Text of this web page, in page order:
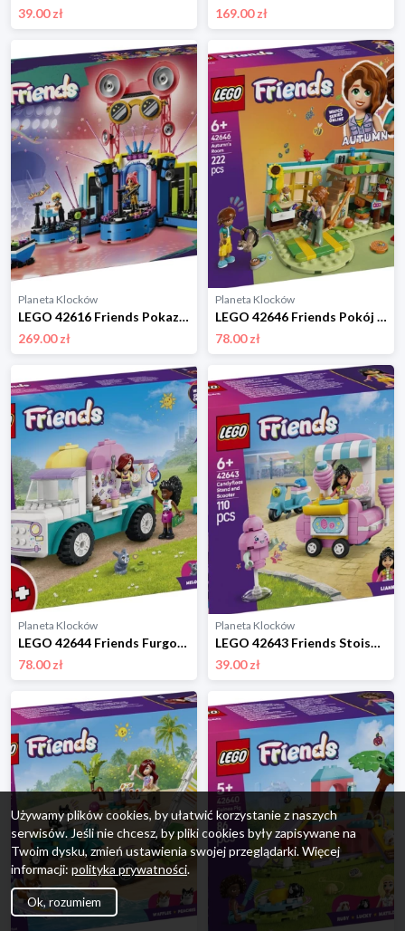
39.00 zł
169.00 zł
Planeta Klocków
LEGO 42616 Friends Pokaz talentów muzycznych w szkole w Heartlake City Lego
269.00 zł
Planeta Klocków
LEGO 42646 Friends Pokój Autumn Lego
78.00 zł
Planeta Klocków
LEGO 42644 Friends Furgonetka z lodami w mieście Heartlake Lego
78.00 zł
Planeta Klocków
LEGO 42643 Friends Stoisko z watą cukrową i skuter Lego
39.00 zł
Używamy plików cookies, by ułatwić korzystanie z naszych
serwisów. Jeśli nie chcesz, by pliki cookies były zapisywane na
Twoim dysku, zmień ustawienia swojej przeglądarki. Więcej
informacji: polityka prywatności.
Ok, rozumiem